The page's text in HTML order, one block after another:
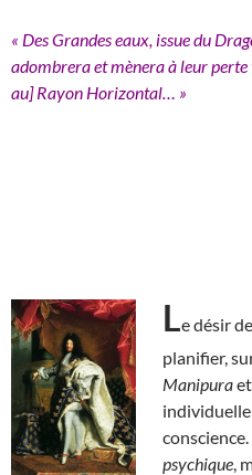
« Des Grandes eaux, issue du
adombrera et mènera à leur
au] Rayon Horizontal… »
Le désir
planifier,
Manipura
individuelle
psychique ,